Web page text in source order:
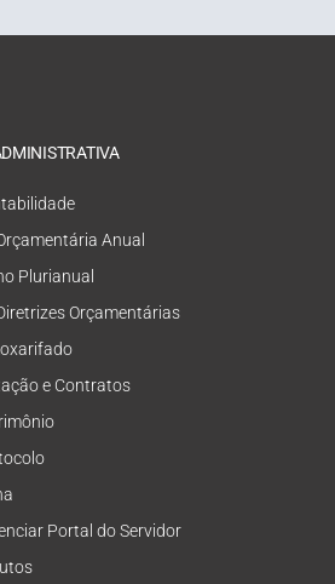
Anual
Plurianual
Orçamentárias
e Contratos
Portal do Servidor